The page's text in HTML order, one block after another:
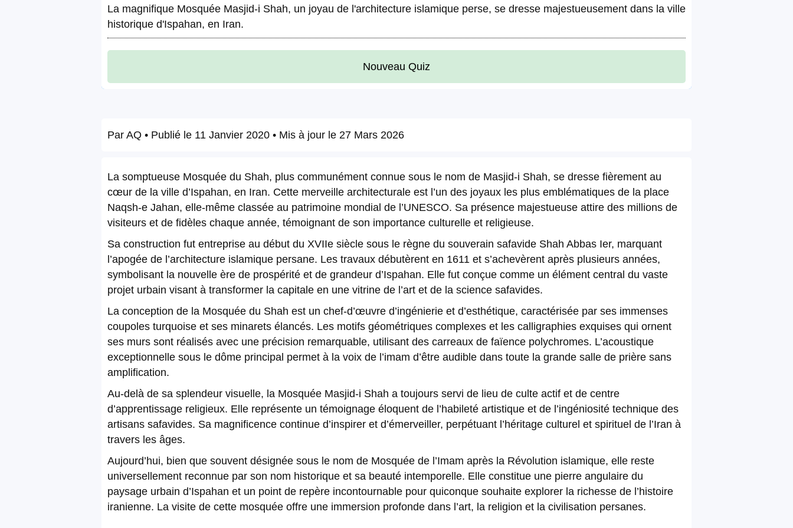
La magnifique Mosquée Masjid-i Shah, un joyau de l'architecture islamique perse, se dresse majestueusement dans la ville
historique d'Ispahan, en Iran.
Nouveau Quiz
Par AQ • Publié le 11 Janvier 2020 • Mis à jour le 27 Mars 2026
La somptueuse Mosquée du Shah, plus communément connue sous le nom de Masjid-i Shah, se dresse fièrement au
cœur de la ville d’Ispahan, en Iran. Cette merveille architecturale est l’un des joyaux les plus emblématiques de la place
Naqsh-e Jahan, elle-même classée au patrimoine mondial de l’UNESCO. Sa présence majestueuse attire des millions de
visiteurs et de fidèles chaque année, témoignant de son importance culturelle et religieuse.
Sa construction fut entreprise au début du XVIIe siècle sous le règne du souverain safavide Shah Abbas Ier, marquant
l’apogée de l’architecture islamique persane. Les travaux débutèrent en 1611 et s’achevèrent après plusieurs années,
symbolisant la nouvelle ère de prospérité et de grandeur d’Ispahan. Elle fut conçue comme un élément central du vaste
projet urbain visant à transformer la capitale en une vitrine de l’art et de la science safavides.
La conception de la Mosquée du Shah est un chef-d’œuvre d’ingénierie et d’esthétique, caractérisée par ses immenses
coupoles turquoise et ses minarets élancés. Les motifs géométriques complexes et les calligraphies exquises qui ornent
ses murs sont réalisés avec une précision remarquable, utilisant des carreaux de faïence polychromes. L’acoustique
exceptionnelle sous le dôme principal permet à la voix de l’imam d’être audible dans toute la grande salle de prière sans
amplification.
Au-delà de sa splendeur visuelle, la Mosquée Masjid-i Shah a toujours servi de lieu de culte actif et de centre
d’apprentissage religieux. Elle représente un témoignage éloquent de l’habileté artistique et de l’ingéniosité technique des
artisans safavides. Sa magnificence continue d’inspirer et d’émerveiller, perpétuant l’héritage culturel et spirituel de l’Iran à
travers les âges.
Aujourd’hui, bien que souvent désignée sous le nom de Mosquée de l’Imam après la Révolution islamique, elle reste
universellement reconnue par son nom historique et sa beauté intemporelle. Elle constitue une pierre angulaire du
paysage urbain d’Ispahan et un point de repère incontournable pour quiconque souhaite explorer la richesse de l’histoire
iranienne. La visite de cette mosquée offre une immersion profonde dans l’art, la religion et la civilisation persanes.